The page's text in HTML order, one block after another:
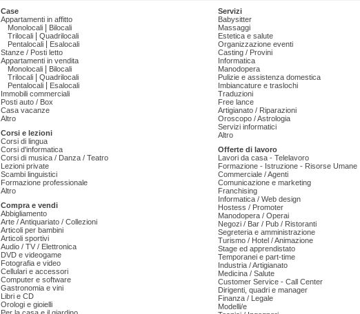
Case
Appartamenti in affitto
Monolocali
Bilocali
Trilocali
Quadrilocali
Pentalocali
Esalocali
Stanze / Posti letto
Appartamenti in vendita
Monolocali
Bilocali
Trilocali
Quadrilocali
Pentalocali
Esalocali
Immobili commerciali
Posti auto / Box
Casa vacanze
Altro
Corsi e lezioni
Corsi di lingua
Corsi d'informatica
Corsi di musica / Danza / Teatro
Lezioni private
Scambi linguistici
Formazione professionale
Altro
Compra e vendi
Abbigliamento
Arte / Antiquariato / Collezioni
Articoli per bambini
Articoli sportivi
Audio / TV / Elettronica
DVD e videogame
Fotografia e video
Cellulari e accessori
Computer e software
Gastronomia e vini
Libri e CD
Orologi e gioielli
Servizi
Babysitter
Massaggi
Estetica e salute
Organizzazione eventi
Casting / Provini
Informatica
Manodopera
Pulizie e assistenza domestica
Imbiancature e traslochi
Traduzioni
Free lance
Artigianato / Riparazioni
Oroscopo / Astrologia
Servizi informatici
Altro
Offerte di lavoro
Lavori da casa - Telelavoro
Formazione - Istruzione - Risorse Umane
Commerciale / Agenti
Comunicazione e marketing
Franchising
Informatica / Web design
Hostess / Promoter
Manodopera / Operai
Negozi / Bar / Pub / Ristoranti
Segreteria e amministrazione
Turismo / Hotel / Animazione
Stage ed apprendistato
Temporanei e part-time
Industria / Artigianato
Medicina / Salute
Customer Service - Call Center
Dirigenti, quadri e manager
Finanza / Legale
Modelli/e